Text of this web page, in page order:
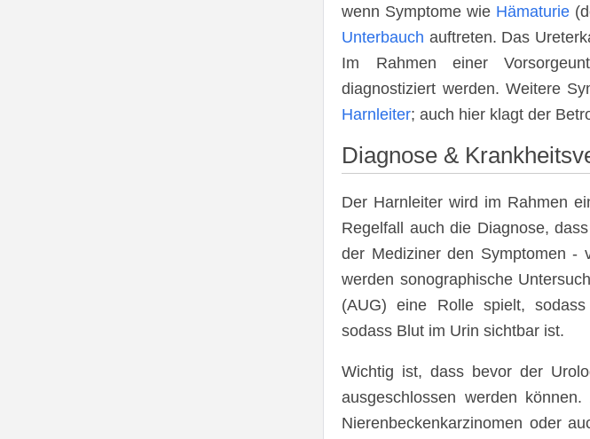
wenn Symptome wie Hämaturie
Unterbauch auftreten. Das
Im Rahmen einer
diagnostiziert werden. Weitere
Harnleiter; auch hier klagt der
Diagnose &
Der Harnleiter wird im Rahmen
Regelfall auch die Diagnose,
der Mediziner den Symptomen -
werden sonographische
(AUG) eine Rolle spielt,
sodass Blut im Urin sichtbar ist.
Wichtig ist, dass bevor der
ausgeschlossen werden
Nierenbeckenkarzinomen oder